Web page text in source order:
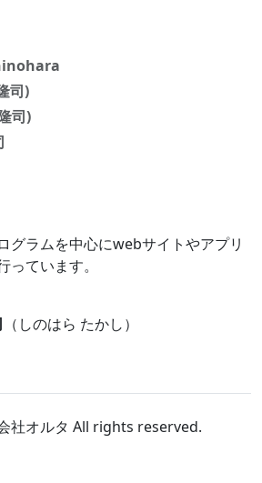
司)
司)
グラムを中心にwebサイトやアプリ
ています。
（しのはら たかし）
社オルタ All rights reserved.